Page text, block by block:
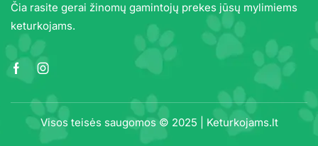
Čia rasite gerai žinomų gamintojų prekes jūsų mylimiems
keturkojams.
Visos teisės saugomos © 2025 | Keturkojams.lt